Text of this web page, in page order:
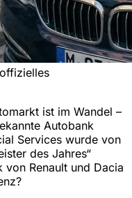
ist im Wandel –
Autobank
Services wurde von
des Jahres“
Renault und Dacia